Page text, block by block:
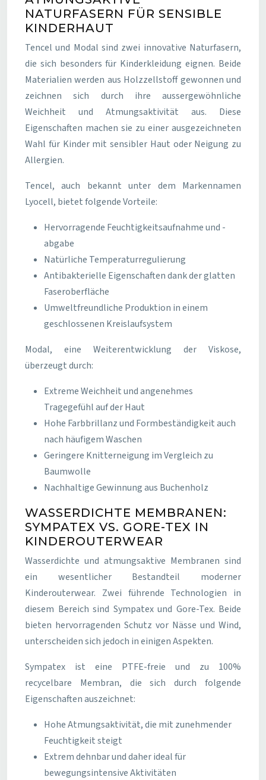
NATURFASERN FÜR SENSIBLE
KINDERHAUT
Tencel und Modal sind zwei innovative Naturfasern,
die sich besonders für Kinderkleidung eignen. Beide
Materialien werden aus Holzzellstoff gewonnen und
zeichnen sich durch ihre aussergewöhnliche
Weichheit und Atmungsaktivität aus. Diese
Eigenschaften machen sie zu einer ausgezeichneten
Wahl für Kinder mit sensibler Haut oder Neigung zu
Allergien.
Tencel, auch bekannt unter dem Markennamen
Lyocell, bietet folgende Vorteile:
Hervorragende Feuchtigkeitsaufnahme und -
abgabe
Natürliche Temperaturregulierung
Antibakterielle Eigenschaften dank der glatten
Faseroberfläche
Umweltfreundliche Produktion in einem
geschlossenen Kreislaufsystem
Modal, eine Weiterentwicklung der Viskose,
überzeugt durch:
Extreme Weichheit und angenehmes
Tragegefühl auf der Haut
Hohe Farbbrillanz und Formbeständigkeit auch
nach häufigem Waschen
Geringere Knitterneigung im Vergleich zu
Baumwolle
Nachhaltige Gewinnung aus Buchenholz
WASSERDICHTE MEMBRANEN:
SYMPATEX VS. GORE-TEX IN
KINDEROUTERWEAR
Wasserdichte und atmungsaktive Membranen sind
ein wesentlicher Bestandteil moderner
Kinderouterwear. Zwei führende Technologien in
diesem Bereich sind Sympatex und Gore-Tex. Beide
bieten hervorragenden Schutz vor Nässe und Wind,
unterscheiden sich jedoch in einigen Aspekten.
Sympatex ist eine PTFE-freie und zu 100%
recycelbare Membran, die sich durch folgende
Eigenschaften auszeichnet:
Hohe Atmungsaktivität, die mit zunehmender
Feuchtigkeit steigt
Extrem dehnbar und daher ideal für
bewegungsintensive Aktivitäten